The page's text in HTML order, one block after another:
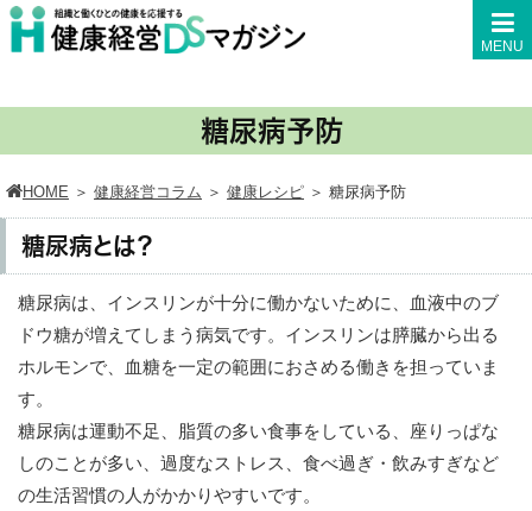
MENU
糖尿病予防
HOME ＞ 健康経営コラム ＞ 健康レシピ ＞ 糖尿病予防
糖尿病とは？
糖尿病は、インスリンが十分に働かないために、血液中のブ
ドウ糖が増えてしまう病気です。インスリンは膵臓から出る
ホルモンで、血糖を一定の範囲におさめる働きを担っていま
す。
糖尿病は運動不足、脂質の多い食事をしている、座りっぱな
しのことが多い、過度なストレス、食べ過ぎ・飲みすぎなど
の生活習慣の人がかかりやすいです。